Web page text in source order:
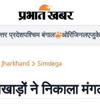
प्रदेशपश्चिम बंगाल ओरिजिनल
Jharkhand Simdega
ने निकाला